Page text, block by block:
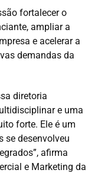
fortalecer o
ampliar a
e acelerar a
demandas da
diretoria
e uma
forte. Ele é um
se desenvolveu
afirma
e Marketing da